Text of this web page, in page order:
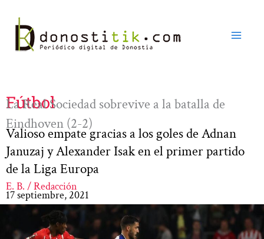
contenido
Fútbol
La Real Sociedad sobrevive a la batalla de
Eindhoven (2-2)
Valioso empate gracias a los goles de Adnan
Januzaj y Alexander Isak en el primer partido
de la Liga Europa
E. B. / Redacción
17 septiembre, 2021